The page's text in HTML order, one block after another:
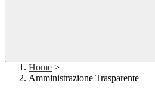
Home >
Amministrazione Trasparente